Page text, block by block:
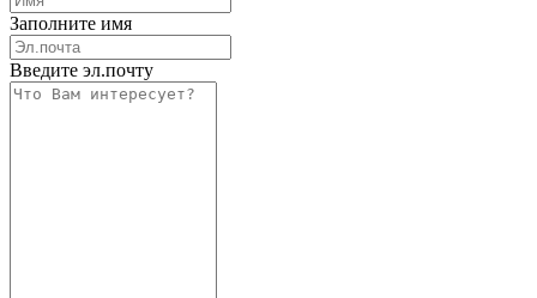
Заполните имя
Введите эл.почту